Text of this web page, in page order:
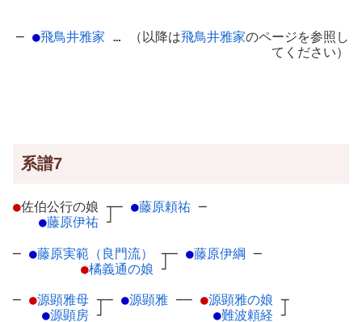
─ ●飛鳥井雅家 … （以降は飛鳥井雅家のページを参照し
てください）
系譜7
●佐伯公行の娘 ┬
●藤原伊祐 ┘
─ ●藤原頼祐 ─
─ ●藤原実範（良門流）
┬
●橘義通の娘 ┘
─ ●藤原伊綱 ─
─ ●源顕雅母 ┬
●源顕房 ┘
─ ●源顕雅 ── ●源顕雅の娘 ┬
●難波頼経 ┘